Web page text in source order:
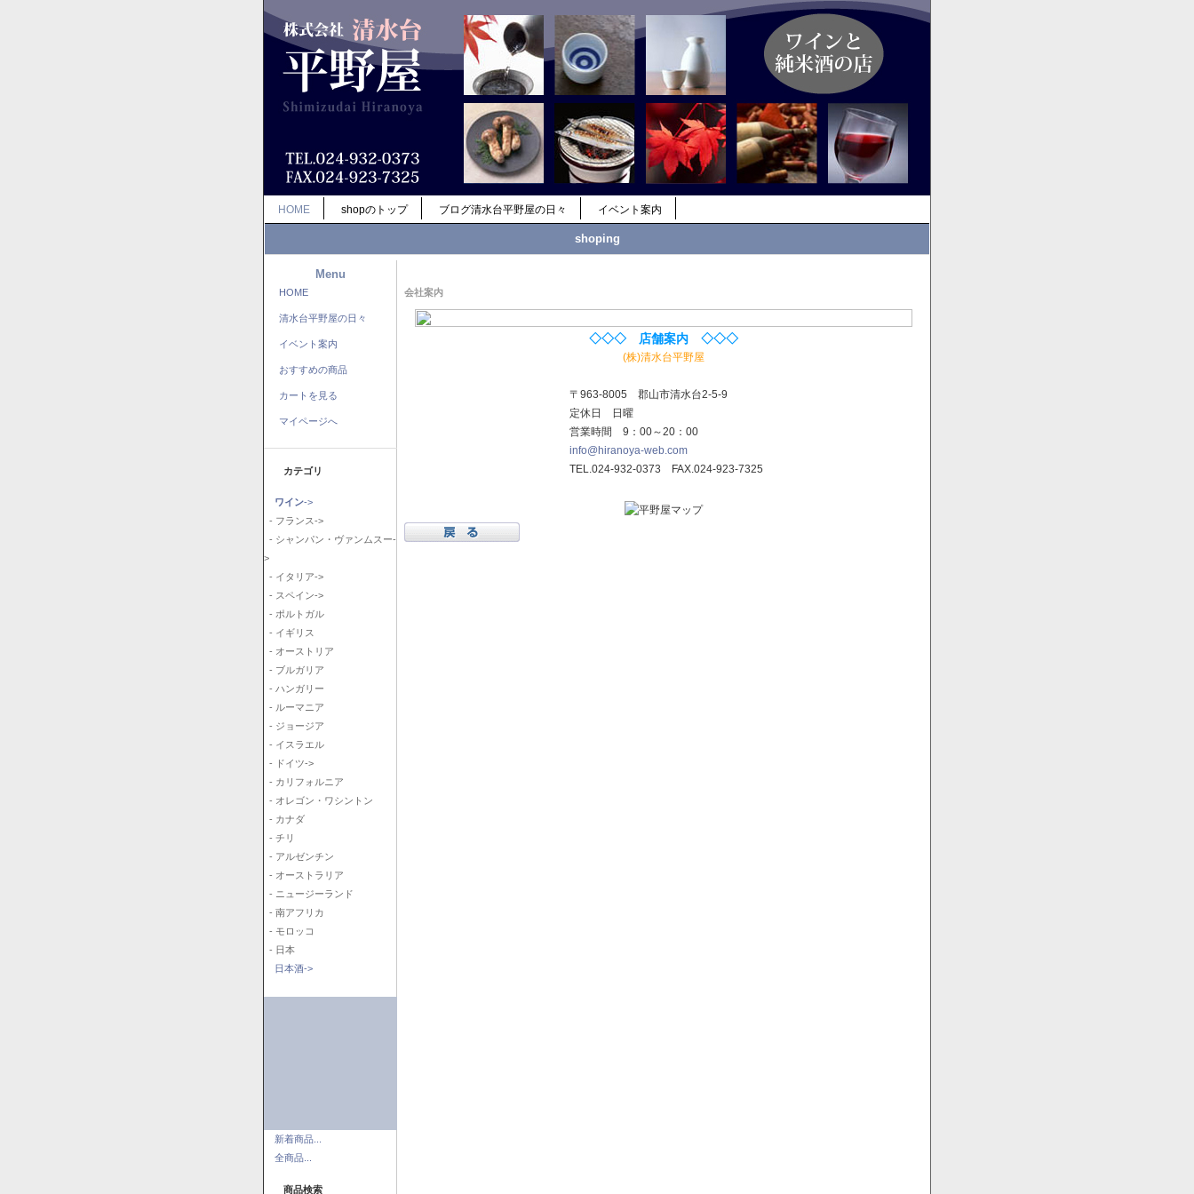
HOME shopのトップ ブログ清水台平野屋の日々 イベント案内
shoping
Menu
HOME
清水台平野屋の日々
イベント案内
おすすめの商品
カートを見る
マイページへ
カテゴリ
ワイン->
- フランス->
- シャンパン・ヴァンムスー-
>
- イタリア->
- スペイン->
- ポルトガル
- イギリス
- オーストリア
- ブルガリア
- ハンガリー
- ルーマニア
- ジョージア
- イスラエル
- ドイツ->
- カリフォルニア
- オレゴン・ワシントン
- カナダ
- チリ
- アルゼンチン
- オーストラリア
- ニュージーランド
- 南アフリカ
- モロッコ
- 日本
日本酒->
新着商品...
全商品...
商品検索
会社案内
◇◇◇ 店舗案内 ◇◇◇
(株)清水台平野屋
〒963-8005 郡山市清水台2-5-9
定休日 日曜
営業時間 9：00～20：00
info@hiranoya-web.com
TEL.024-932-0373 FAX.024-923-7325